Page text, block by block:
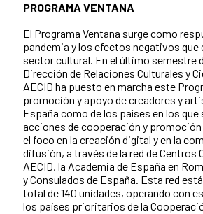
PROGRAMA VENTANA
El Programa Ventana surge como
pandemia y los efectos negativos que
sector cultural. En el último semestre
Dirección de Relaciones Culturales y
AECID ha puesto en marcha este
promoción y apoyo de creadores y
España como de los países en los que
acciones de cooperación y
el foco en la creación digital y en la
difusión, a través de la red de Centros
AECID, la Academia de España en
y Consulados de España. Esta red
total de 140 unidades, operando con
los países prioritarios de la